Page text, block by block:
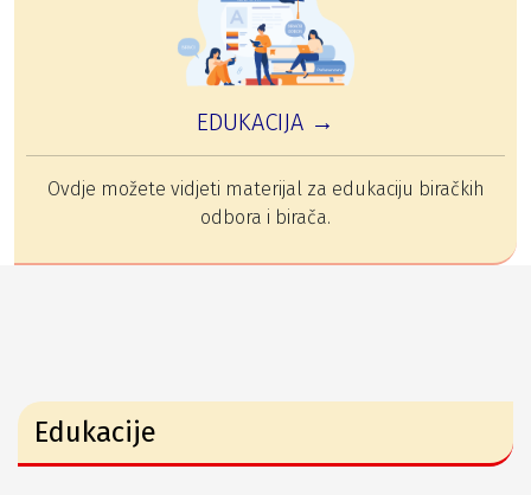
EDUKACIJA →
Ovdje možete vidjeti materijal za edukaciju biračkih
odbora i birača.
Edukacije